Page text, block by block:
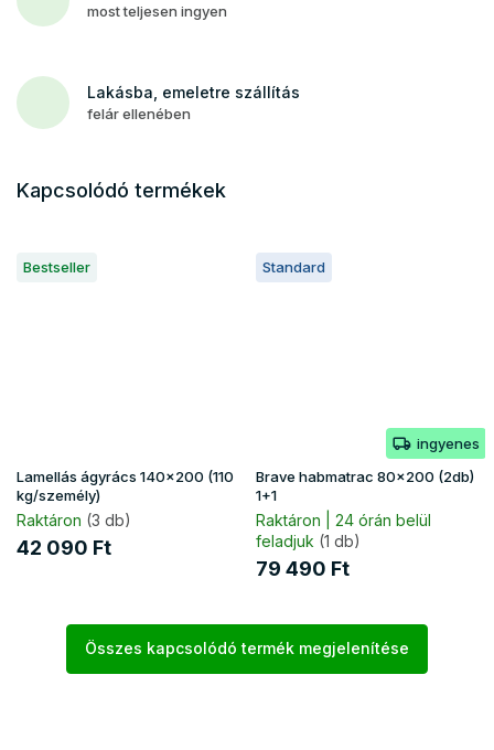
most teljesen ingyen
Lakásba, emeletre szállítás
felár ellenében
Kapcsolódó termékek
Bestseller
Lamellás ágyrács 140x200 (110
kg/személy)
Raktáron (3 db)
42 090 Ft
Standard
ingyenes
Brave habmatrac 80x200 (2db)
1+1
Raktáron | 24 órán belül
feladjuk (1 db)
79 490 Ft
Összes kapcsolódó termék megjelenítése